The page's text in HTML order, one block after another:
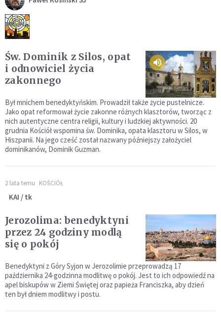
Św. Dominik z Silos, opat
i odnowiciel życia
zakonnego
Był mnichem benedyktyńskim. Prowadził także życie pustelnicze.
Jako opat reformował życie zakonne różnych klasztorów, tworząc z
nich autentyczne centra religii, kultury i ludzkiej aktywności. 20
grudnia Kościół wspomina św. Dominika, opata klasztoru w Silos, w
Hiszpanii. Na jego cześć został nazwany późniejszy założyciel
dominikanów, Dominik Guzman.
2 lata temu KOŚCIÓŁ
KAI / tk
Jerozolima: benedyktyni
przez 24 godziny modlą
się o pokój
Benedyktyni z Góry Syjon w Jerozolimie przeprowadzą 17
października 24-godzinna modlitwę o pokój. Jest to ich odpowiedź na
apel biskupów w Ziemi Świętej oraz papieża Franciszka, aby dzień
ten był dniem modlitwy i postu.